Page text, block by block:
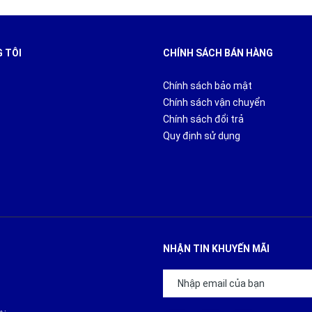
TÔI CHÍNH SÁCH BÁN HÀNG
Chính sách bảo mật
Chính sách vận chuyển
Chính sách đổi trả
Quy định sử dụng
NHẬN TIN KHUYẾN MÃI